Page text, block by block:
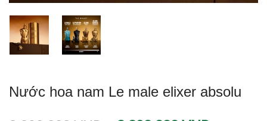
Nước hoa nam Le male elixer absolu